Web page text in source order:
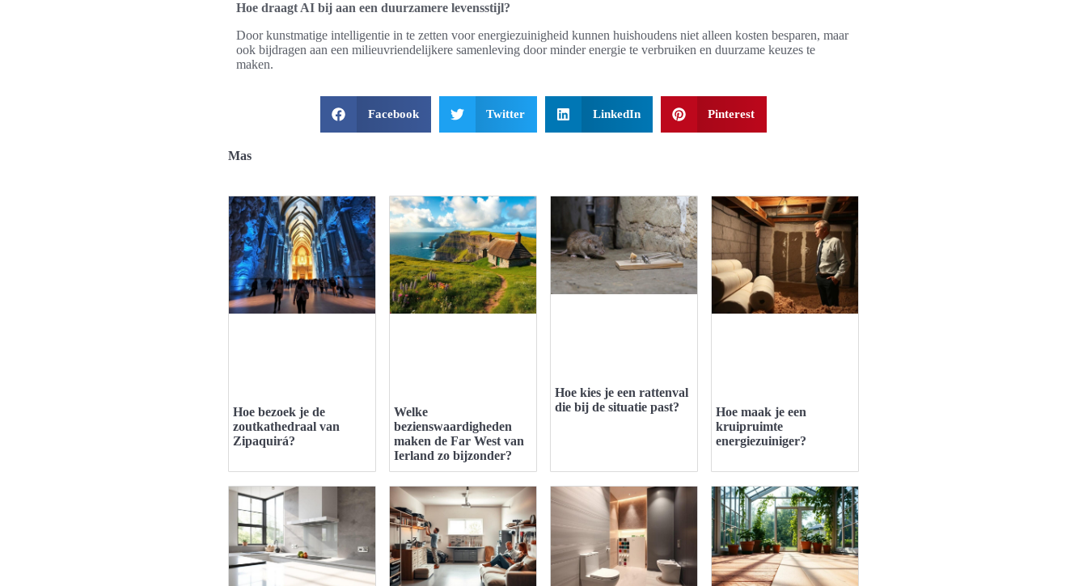
Hoe draagt AI bij aan een duurzamere levensstijl?
Door kunstmatige intelligentie in te zetten voor energiezuinigheid kunnen huishoudens niet alleen kosten besparen, maar
ook bijdragen aan een milieuvriendelijkere samenleving door minder energie te verbruiken en duurzame keuzes te
maken.
Facebook Twitter LinkedIn Pinterest
Mas
Hoe bezoek je de
zoutkathedraal van
Zipaquirá?
Welke
bezienswaardigheden
maken de Far West van
Ierland zo bijzonder?
Hoe kies je een rattenval
die bij de situatie past?
Hoe maak je een
kruipruimte
energiezuiniger?